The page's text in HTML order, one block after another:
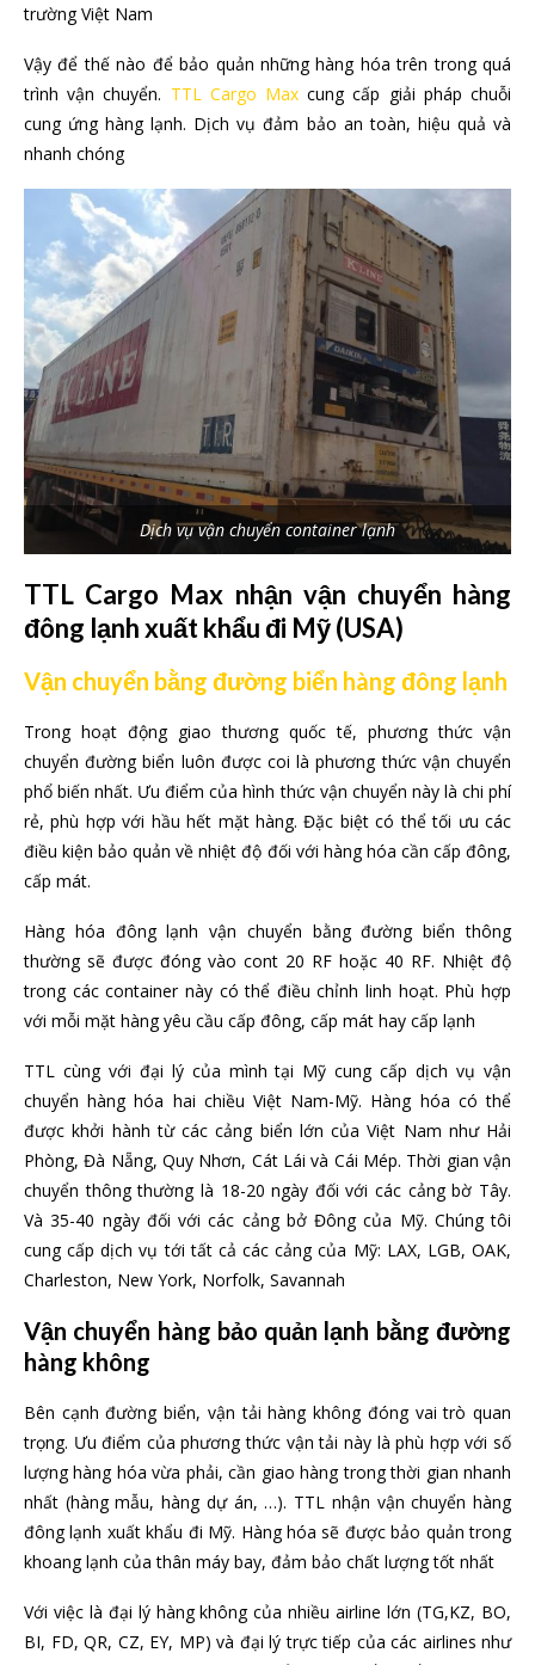
trường Việt Nam
Vậy để thế nào để bảo quản những hàng hóa trên trong quá
trình vận chuyển. TTL Cargo Maxcung cấp giải pháp chuỗi
cung ứng hàng lạnh. Dịch vụ đảm bảo an toàn, hiệu quả và
nhanh chóng
Dịch vụ vận chuyển container lạnh
TTL Cargo Max nhận vận chuyển hàng
đông lạnh xuất khẩu đi Mỹ (USA)
Vận chuyển bằng đường biển hàng đông lạnh
Trong hoạt động giao thương quốc tế, phương thức vận
chuyển đường biển luôn được coi là phương thức vận chuyển
phổ biến nhất. Ưu điểm của hình thức vận chuyển này là chi phí
rẻ, phù hợp với hầu hết mặt hàng. Đặc biệt có thể tối ưu các
điều kiện bảo quản về nhiệt độ đối với hàng hóa cần cấp đông,
cấp mát.
Hàng hóa đông lạnh vận chuyển bằng đường biển thông
thường sẽ được đóng vào cont 20 RF hoặc 40 RF. Nhiệt độ
trong các container này có thể điều chỉnh linh hoạt. Phù hợp
với mỗi mặt hàng yêu cầu cấp đông, cấp mát hay cấp lạnh
TTL cùng với đại lý của mình tại Mỹ cung cấp dịch vụ vận
chuyển hàng hóa hai chiều Việt Nam-Mỹ. Hàng hóa có thể
được khởi hành từ các cảng biển lớn của Việt Nam như Hải
Phòng, Đà Nẵng, Quy Nhơn, Cát Lái và Cái Mép. Thời gian vận
chuyển thông thường là 18-20 ngày đối với các cảng bờ Tây.
Và 35-40 ngày đối với các cảng bở Đông của Mỹ. Chúng tôi
cung cấp dịch vụ tới tất cả các cảng của Mỹ: LAX, LGB, OAK,
Charleston, New York, Norfolk, Savannah
Vận chuyển hàng bảo quản lạnh bằng đường
hàng không
Bên cạnh đường biển, vận tải hàng không đóng vai trò quan
trọng. Ưu điểm của phương thức vận tải này là phù hợp với số
lượng hàng hóa vừa phải, cần giao hàng trong thời gian nhanh
nhất (hàng mẫu, hàng dự án, …). TTL nhận vận chuyển hàng
đông lạnh xuất khẩu đi Mỹ. Hàng hóa sẽ được bảo quản trong
khoang lạnh của thân máy bay, đảm bảo chất lượng tốt nhất
Với việc là đại lý hàng không của nhiều airline lớn (TG,KZ, BO,
BI, FD, QR, CZ, EY, MP) và đại lý trực tiếp của các airlines như